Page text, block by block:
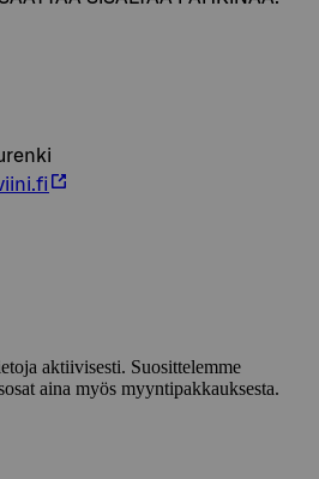
aktiivisesti. Suosittelemme
aina myös myyntipakkauksesta.